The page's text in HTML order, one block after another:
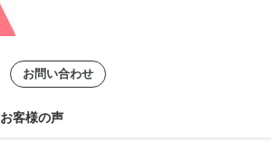
お問い合わせ
お客様の声